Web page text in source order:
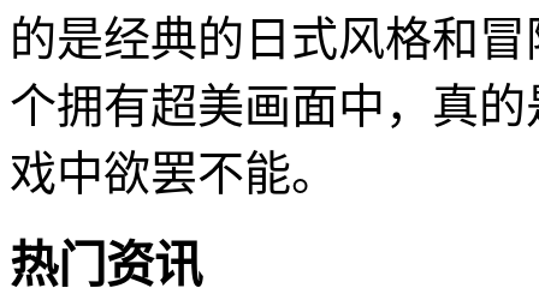
的是经典的日式风格和
个拥有超美画面中，真
戏中欲罢不能。
热门资讯